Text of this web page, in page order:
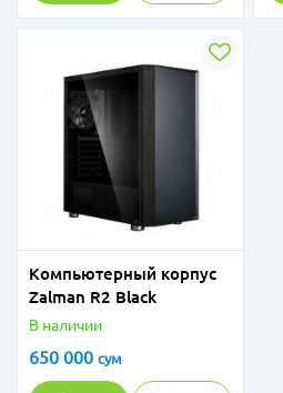
Компьютерный корпус
Zalman R2 Black
В наличии
650 000 сум